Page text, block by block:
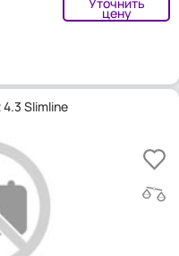
цену
Slimline